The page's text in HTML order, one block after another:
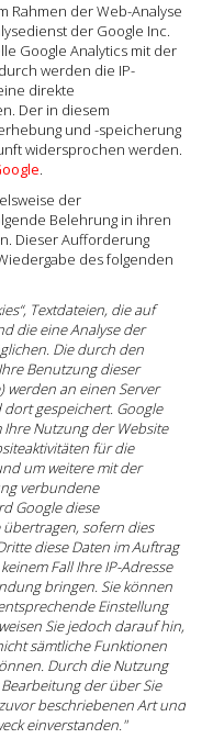
Rahmen der Web-Analyse
der Google Inc.
Google Analytics mit der
werden die IP-
direkte
Der in diesem
und -speicherung
widersprochen werden.
.
der
Belehrung in ihren
Dieser Aufforderung
des folgenden
Textdateien, die auf
die eine Analyse der
Die durch den
Benutzung dieser
werden an einen Server
gespeichert. Google
Nutzung der Website
für die
um weitere mit der
verbundene
Google diese
sofern dies
diese Daten im Auftrag
Fall Ihre IP-Adresse
bringen. Sie können
Einstellung
Sie jedoch darauf hin,
sämtliche Funktionen
Durch die Nutzung
der über Sie
beschriebenen Art und
einverstanden."